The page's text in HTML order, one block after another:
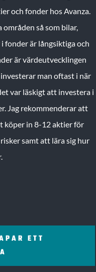
och fonder hos Avanza.
så som bilar,
fonder är långsiktiga och
är värdeutvecklingen
man oftast i när
var läskigt att investera i
Jag rekommenderar att
köper in 8-12 aktier för
samt att lära sig hur
ETT